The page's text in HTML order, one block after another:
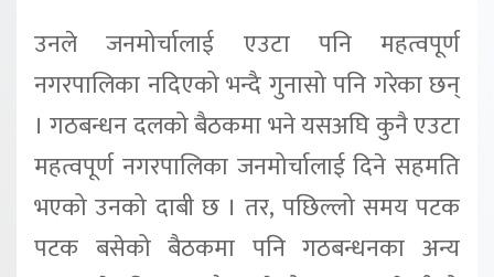
उनले जनमोर्चालाई एउटा पनि महत्वपूर्ण
नगरपालिका नदिएको भन्दै गुनासो पनि गरेका छन्
। गठबन्धन दलको बैठकमा भने यसअघि कुनै एउटा
महत्वपूर्ण नगरपालिका जनमोर्चालाई दिने सहमति
भएको उनको दाबी छ । तर, पछिल्लो समय पटक
पटक बसेको बैठकमा पनि गठबन्धनका अन्य